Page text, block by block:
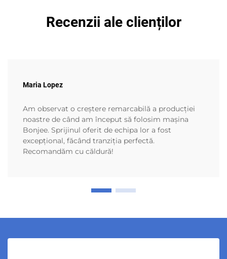
Recenzii ale clienților
Maria Lopez
Am observat o creștere remarcabilă a producției
noastre de când am început să folosim mașina
Bonjee. Sprijinul oferit de echipa lor a fost
excepțional, făcând tranziția perfectă.
Recomandăm cu căldură!